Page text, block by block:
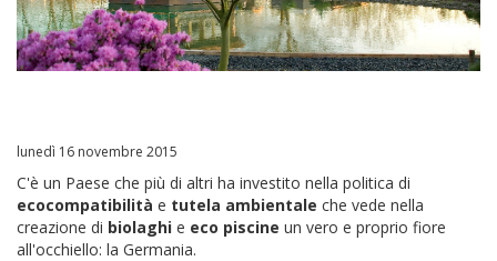
lunedì 16 novembre 2015
C'è un Paese che più di altri ha investito nella politica di
ecocompatibilità e tutela ambientale che vede nella
creazione di biolaghi e eco piscine un vero e proprio fiore
all'occhiello: la Germania.